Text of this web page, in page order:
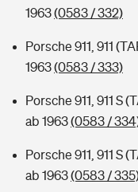
1963(0583 / 332)
Porsche 911, 911
1963(0583 / 333)
Porsche 911, 911 S
ab 1963(0583 /
Porsche 911, 911 S
ab 1963(0583 /